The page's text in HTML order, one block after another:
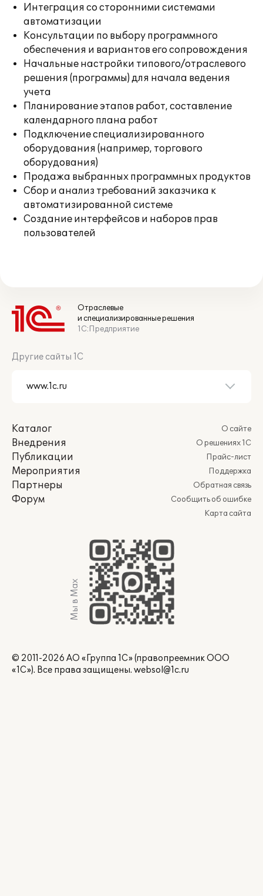
Интеграция со сторонними системами
автоматизации
Консультации по выбору программного
обеспечения и вариантов его сопровождения
Начальные настройки типового/отраслевого
решения (программы) для начала ведения
учета
Планирование этапов работ, составление
календарного плана работ
Подключение специализированного
оборудования (например, торгового
оборудования)
Продажа выбранных программных продуктов
Сбор и анализ требований заказчика к
автоматизированной системе
Создание интерфейсов и наборов прав
пользователей
Отраслевые
и специализированные решения
1С:Предприятие
Другие сайты 1С
Каталог
Внедрения
Публикации
Мероприятия
Партнеры
Форум
О сайте
О решениях 1С
Прайс-лист
Поддержка
Обратная связь
Сообщить об ошибке
Карта сайта
Мы в Max
© 2011-2026 АО «Группа 1С» (правопреемник ООО
«1С»). Все права защищены. websol@1c.ru